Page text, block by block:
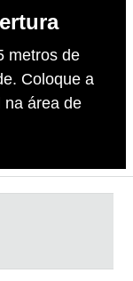
metros de
Coloque a
na área de